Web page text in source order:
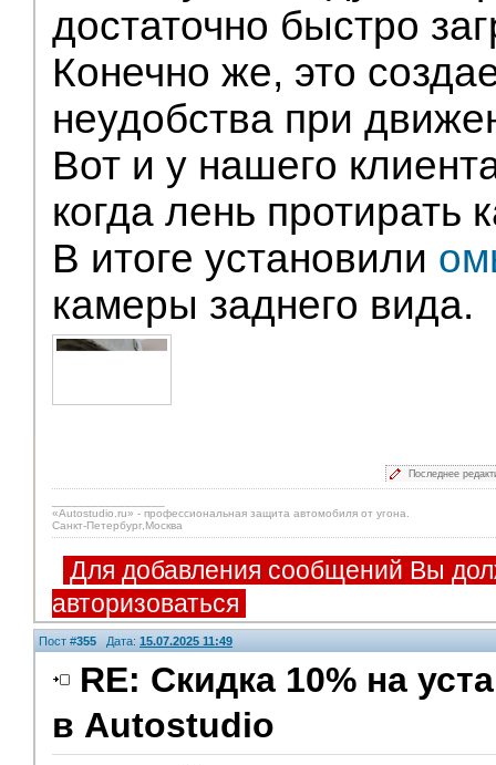
достаточно быстро
Конечно же, это
неудобства при
Вот и у нашего
когда лень протирать
В итоге установили
камеры заднего вида.
Последнее
«Autostudio.ru» - профессиональная защита автомобиля от угона.
Санкт-Петербург,Москва
Для добавления сообщений Вы
авторизоваться
Пост #355 Дата: 15.07.2025 11:49
RE: Скидка 10% на
в Autostudio